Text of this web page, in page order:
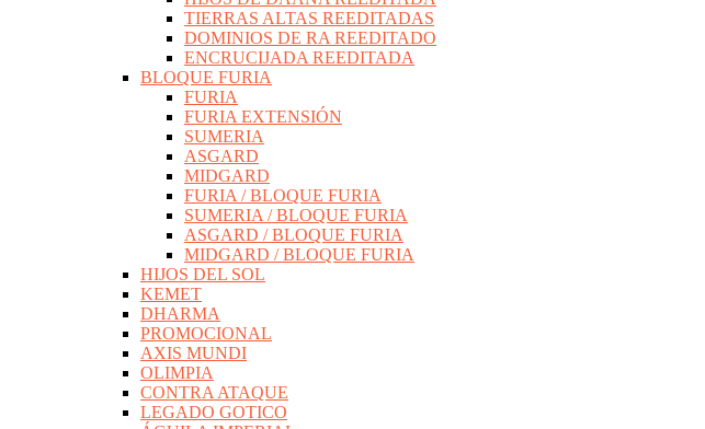
TIERRAS ALTAS REEDITADAS
DOMINIOS DE RA REEDITADO
ENCRUCIJADA REEDITADA
BLOQUE FURIA
FURIA
FURIA EXTENSIÓN
SUMERIA
ASGARD
MIDGARD
FURIA / BLOQUE FURIA
SUMERIA / BLOQUE FURIA
ASGARD / BLOQUE FURIA
MIDGARD / BLOQUE FURIA
HIJOS DEL SOL
KEMET
DHARMA
PROMOCIONAL
AXIS MUNDI
OLIMPIA
CONTRA ATAQUE
LEGADO GOTICO